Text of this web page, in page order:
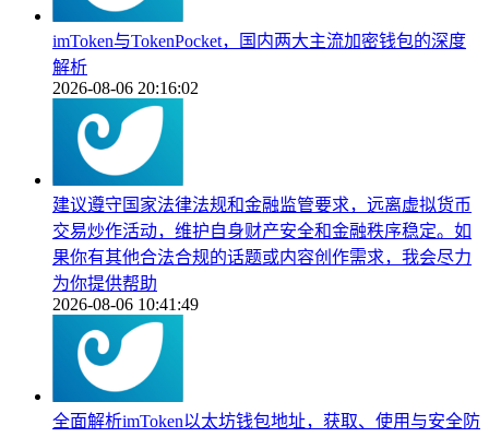
imToken与TokenPocket，国内两大主流加密钱包的深度
解析
2026-08-06 20:16:02
建议遵守国家法律法规和金融监管要求，远离虚拟货币
交易炒作活动，维护自身财产安全和金融秩序稳定。如
果你有其他合法合规的话题或内容创作需求，我会尽力
为你提供帮助
2026-08-06 10:41:49
全面解析imToken以太坊钱包地址，获取、使用与安全防